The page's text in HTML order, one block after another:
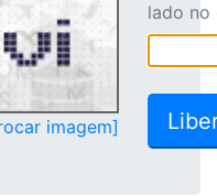
imagem]
lado no